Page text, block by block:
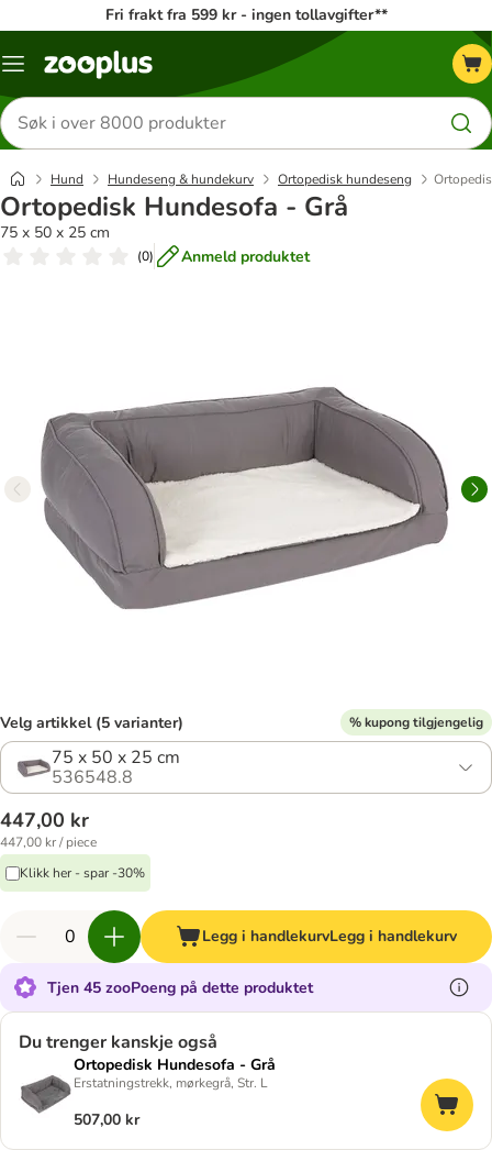
Fri frakt fra 599 kr - ingen tollavgifter**
Katalogmeny
Søk
etter
produkter
Hund Hundeseng & hundekurv Ortopedisk hundeseng
Ortopedisk Hundesofa - Grå
75 x 50 x 25 cm
(0) Anmeld produktet
Velg artikkel (5 varianter) % kupong tilgjengelig
75 x 50 x 25 cm
536548.8
447,00 kr
447,00 kr / piece
Klikk her - spar -30%
Legg i handlekurvLegg i handlekurv
Tjen 45 zooPoeng på dette produktet
Du trenger kanskje også
Ortopedisk Hundesofa - Grå
Erstatningstrekk, mørkegrå, Str. L
507,00 kr